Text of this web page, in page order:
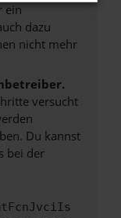
ein
dazu
nicht mehr
versucht
Du kannst
bei der